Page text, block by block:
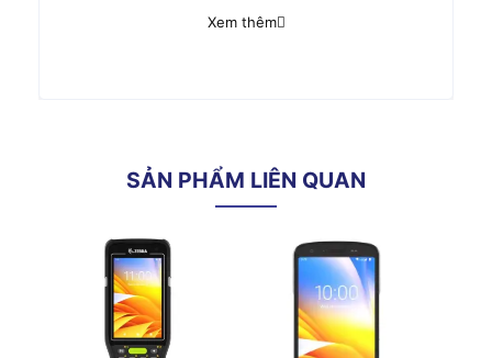
Xử lý sự cố về nguồn và pin: Khi máy sạc không vào,
bền, nhưng vẫn có thể hỏng sau va chạm mạnh.
Chúng tôi kiểm tra toàn diện các linh kiện bên trong,
thay thế vỏ, bo mạch hoặc socket hư hỏng để khôi
phục hoàn toàn chức năng.
Sửa lỗi cảm biến
: Khi cảm biến ánh sáng, chuyển
động, định hướng hoạt động không chính xác. Đội
ngũ kỹ thuật sẽ hiệu chỉnh hoặc thay thế bộ cảm
biến để đảm bảo trải nghiệm sử dụng trơn tru.
Xem thêm
SẢN PHẨM LIÊN QUAN